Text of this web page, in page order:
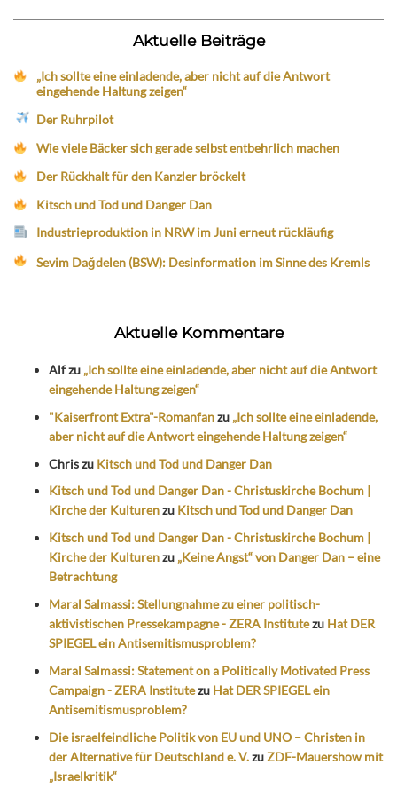
Aktuelle Beiträge
„Ich sollte eine einladende, aber nicht auf die Antwort
eingehende Haltung zeigen“
Der Ruhrpilot
Wie viele Bäcker sich gerade selbst entbehrlich machen
Der Rückhalt für den Kanzler bröckelt
Kitsch und Tod und Danger Dan
Industrieproduktion in NRW im Juni erneut rückläufig
Sevim Dağdelen (BSW): Desinformation im Sinne des Kremls
Aktuelle Kommentare
Alfzu „Ich sollte eine einladende, aber nicht auf die Antwort
eingehende Haltung zeigen“
"Kaiserfront Extra"-Romanfanzu „Ich sollte eine einladende,
aber nicht auf die Antwort eingehende Haltung zeigen“
Chriszu Kitsch und Tod und Danger Dan
Kitsch und Tod und Danger Dan - Christuskirche Bochum |
Kirche der Kulturenzu Kitsch und Tod und Danger Dan
Kitsch und Tod und Danger Dan - Christuskirche Bochum |
Kirche der Kulturenzu „Keine Angst“ von Danger Dan – eine
Betrachtung
Maral Salmassi: Stellungnahme zu einer politisch-
aktivistischen Pressekampagne - ZERA Institutezu Hat DER
SPIEGEL ein Antisemitismusproblem?
Maral Salmassi: Statement on a Politically Motivated Press
Campaign - ZERA Institutezu Hat DER SPIEGEL ein
Antisemitismusproblem?
Die israelfeindliche Politik von EU und UNO – Christen in
der Alternative für Deutschland e. V.zuZDF-Mauershow mit
„Israelkritik“